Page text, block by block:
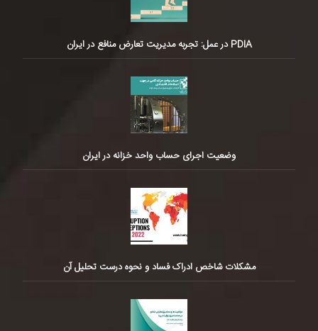
PDIA در عمل: تجربه مدیریت تعارض منافع در ایران
وضعیت اجرای حساب واحد خزانه در ایران
مشکلات شاخص ادراک فساد و نحوه درست تحلیل آن